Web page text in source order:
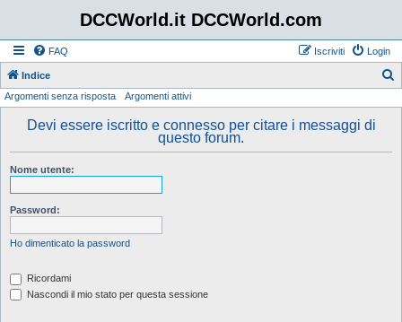
DCCWorld.it DCCWorld.com
FAQ Login
Iscriviti
Indice
Argomenti senza risposta Argomenti attivi
Devi essere iscritto e connesso per citare i messaggi di
questo forum.
Nome utente:
Password:
Ho dimenticato la password
Ricordami
Nascondi il mio stato per questa sessione